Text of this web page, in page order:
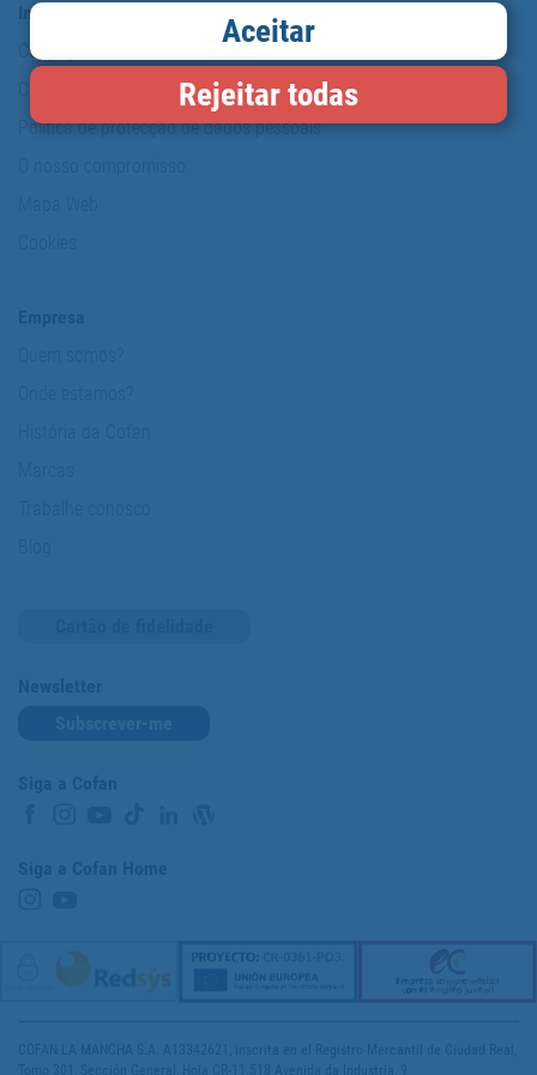
Informação e segurança
Copyright
Condição de utilização
Política de protecção de dados pessoais
Aceitar
Rejeitar todas